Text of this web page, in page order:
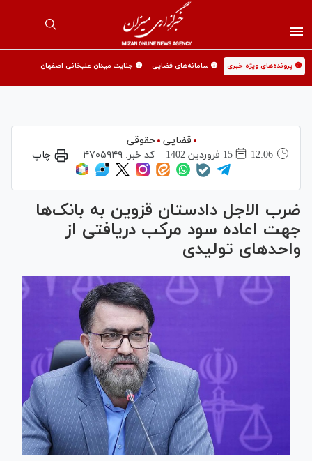
🟡 پرونده‌های ویژه خبری 🟡 سامانه‌های قضایی 🟡 جنایت میدان علیخانی اصفهان
قضایی حقوقی
12:06
15 فروردين 1402 کد خبر: ۴۷۰۵۹۴۹ چاپ
ضرب الاجل دادستان قزوین به بانک‌ها
جهت اعاده سود مرکب دریافتی از
واحد‌های تولیدی